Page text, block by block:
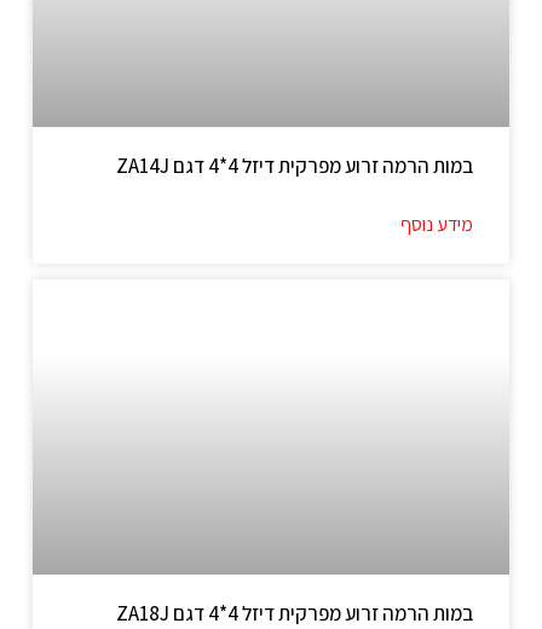
במות הרמה זרוע מפרקית דיזל 4*4 דגם ZA14J
מידע נוסף
במות הרמה זרוע מפרקית דיזל 4*4 דגם ZA18J